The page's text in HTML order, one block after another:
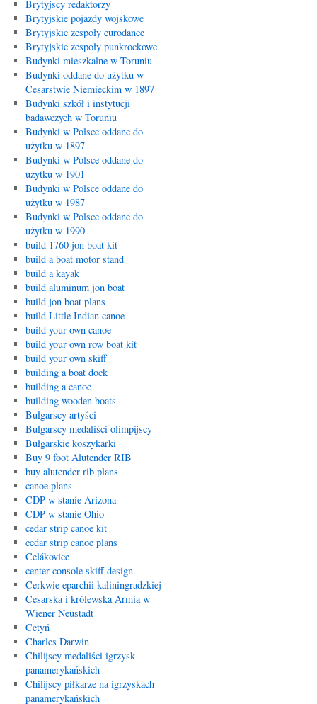
Brytyjscy redaktorzy
Brytyjskie pojazdy wojskowe
Brytyjskie zespoły eurodance
Brytyjskie zespoły punkrockowe
Budynki mieszkalne w Toruniu
Budynki oddane do użytku w
Cesarstwie Niemieckim w 1897
Budynki szkół i instytucji
badawczych w Toruniu
Budynki w Polsce oddane do
użytku w 1897
Budynki w Polsce oddane do
użytku w 1901
Budynki w Polsce oddane do
użytku w 1987
Budynki w Polsce oddane do
użytku w 1990
build 1760 jon boat kit
build a boat motor stand
build a kayak
build aluminum jon boat
build jon boat plans
build Little Indian canoe
build your own canoe
build your own row boat kit
build your own skiff
building a boat dock
building a canoe
building wooden boats
Bułgarscy artyści
Bułgarscy medaliści olimpijscy
Bułgarskie koszykarki
Buy 9 foot Alutender RIB
buy alutender rib plans
canoe plans
CDP w stanie Arizona
CDP w stanie Ohio
cedar strip canoe kit
cedar strip canoe plans
Čelákovice
center console skiff design
Cerkwie eparchii kaliningradzkiej
Cesarska i królewska Armia w
Wiener Neustadt
Cetyń
Charles Darwin
Chilijscy medaliści igrzysk
panamerykańskich
Chilijscy piłkarze na igrzyskach
panamerykańskich